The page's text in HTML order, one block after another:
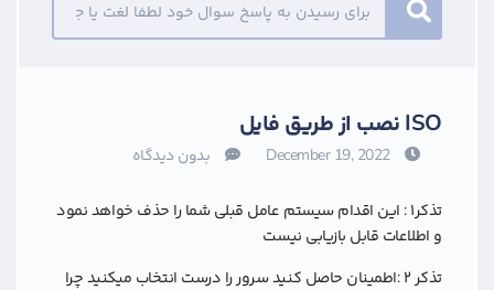
ISO نصب از طریق فایل
December 19, 2022 بدون دیدگاه
تذکر۱ :‌ این اقدام سیستم عامل قبلی شما را حذف خواهد نمود
و اطلاعات قابل بازیابی نیست
تذکر ۲ :‌اطمینان حاصل کنید سرور را درست انتخاب میکنید چرا